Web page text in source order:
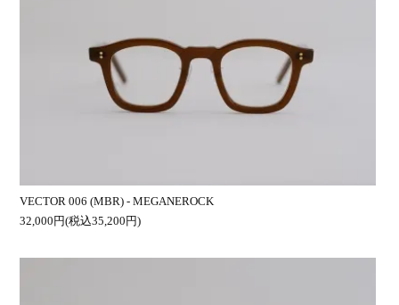
VECTOR 006 (MBR) - MEGANEROCK
32,000円(税込35,200円)